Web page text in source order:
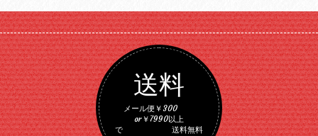
送料
メール便￥300
or￥7990以上
で 送料無料